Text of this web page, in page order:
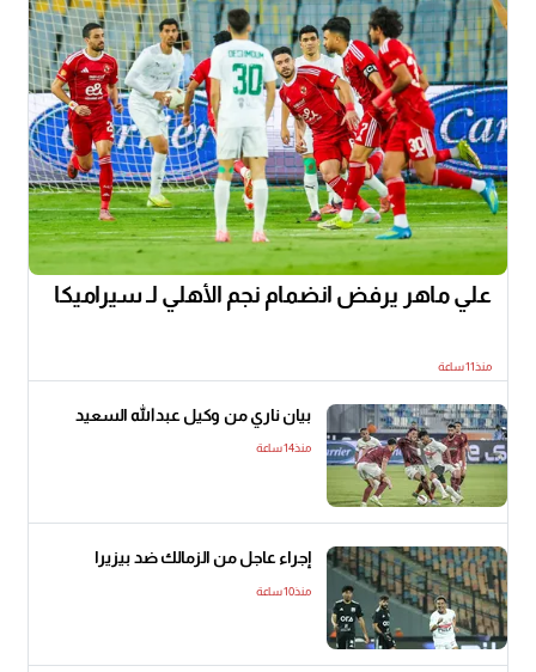
علي ماهر يرفض انضمام نجم الأهلي لـ سيراميكا
منذ11 ساعة
بيان ناري من وكيل عبدالله السعيد
منذ14 ساعة
إجراء عاجل من الزمالك ضد بيزيرا
منذ10 ساعة